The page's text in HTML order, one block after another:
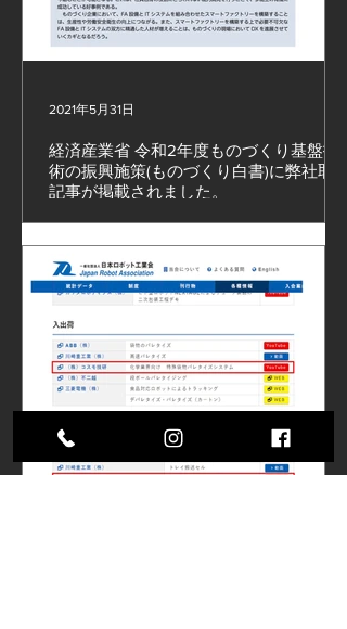
経済産業省 令和2年度ものづくり基盤技
術の振興施策(ものづくり白書)に弊社取材
記事が掲載されました。
経済産業省 令和2年度ものづくり基盤技術の振興施
策(ものづくり白書)に弊社取材記事が掲載されまし
た。 #無人化設備 #ロボット設備
2021年5月31日